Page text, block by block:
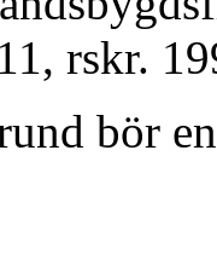
rskr.
bör